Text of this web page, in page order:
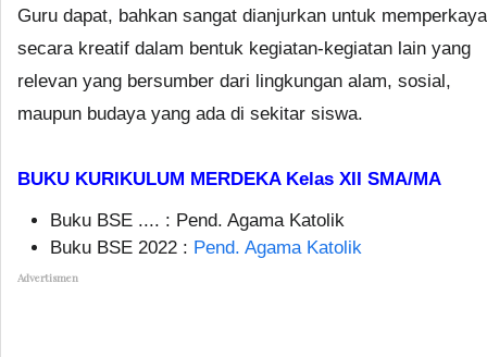
Guru dapat, bahkan sangat dianjurkan untuk memperkaya
secara kreatif dalam bentuk kegiatan-kegiatan lain yang
relevan yang bersumber dari lingkungan alam, sosial,
maupun budaya yang ada di sekitar siswa.
BUKU KURIKULUM MERDEKA Kelas XII SMA/MA
Buku BSE .... : Pend. Agama Katolik
Buku BSE 2022 : Pend. Agama Katolik
Advertismen